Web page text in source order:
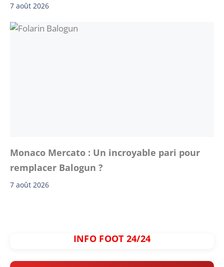
7 août 2026
Monaco Mercato : Un incroyable pari pour
remplacer Balogun ?
7 août 2026
INFO FOOT 24/24